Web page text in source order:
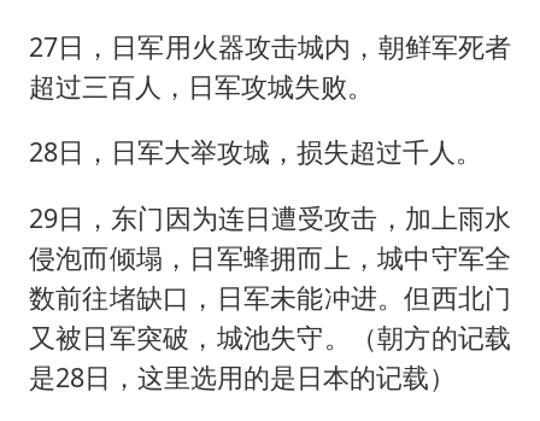
27日，日军用火器攻击城内，朝鲜军死者
超过三百人，日军攻城失败。
28日，日军大举攻城，损失超过千人。
29日，东门因为连日遭受攻击，加上雨水
侵泡而倾塌，日军蜂拥而上，城中守军全
数前往堵缺口，日军未能冲进。但西北门
又被日军突破，城池失守。（朝方的记载
是28日，这里选用的是日本的记载）